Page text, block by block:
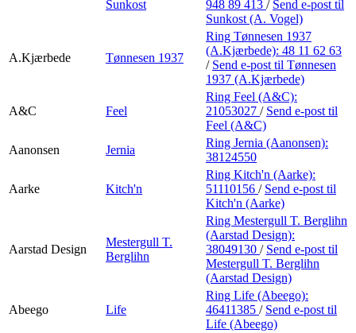
Sunkost
948 89 413 / Send e-post til
Sunkost (A. Vogel)
A.Kjærbede Tønnesen 1937
Ring Tønnesen 1937
(A.Kjærbede): 48 11 62 63
/ Send e-post til Tønnesen
1937 (A.Kjærbede)
A&C Feel
Ring Feel (A&C):
21053027 / Send e-post til
Feel (A&C)
Aanonsen
Jernia
Ring Jernia (Aanonsen):
38124550
Aarke Kitch'n
Ring Kitch'n (Aarke):
51110156 / Send e-post til
Kitch'n (Aarke)
Aarstad Design
Mestergull T.
Berglihn
Ring Mestergull T. Berglihn
(Aarstad Design):
38049130 / Send e-post til
Mestergull T. Berglihn
(Aarstad Design)
Abeego Life
Ring Life (Abeego):
46411385 / Send e-post til
Life (Abeego)